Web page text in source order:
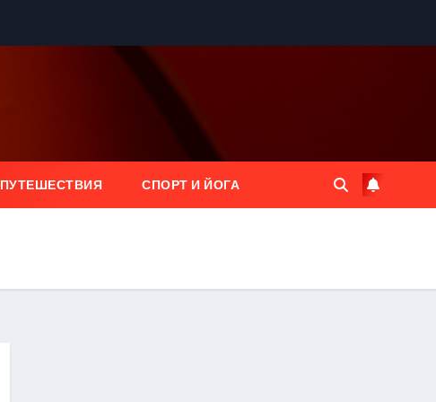
ПУТЕШЕСТВИЯ СПОРТ И ЙОГА